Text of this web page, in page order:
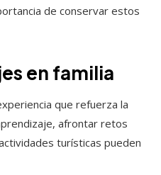
de conservar estos
en familia
que refuerza la
afrontar retos
turísticas pueden